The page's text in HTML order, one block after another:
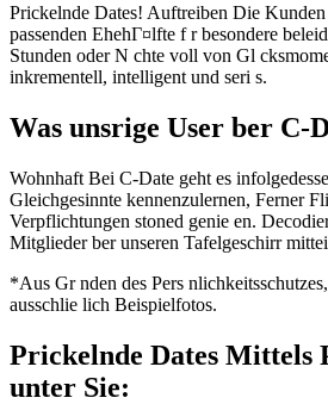
Prickelnde Dates! Auftreiben Die
passenden EhehГ¤lfte f r besondere
Stunden oder N chte voll von Gl
inkrementell, intelligent und seri s.
Was unsrige User ber C-
Wohnhaft Bei C-Date geht es
Gleichgesinnte kennenzulernen, Ferner
Verpflichtungen stoned genie en.
Mitglieder ber unseren Tafelgeschirr
*Aus Gr nden des Pers
ausschlie lich Beispielfotos.
Prickelnde Dates Mittels
unter Sie: